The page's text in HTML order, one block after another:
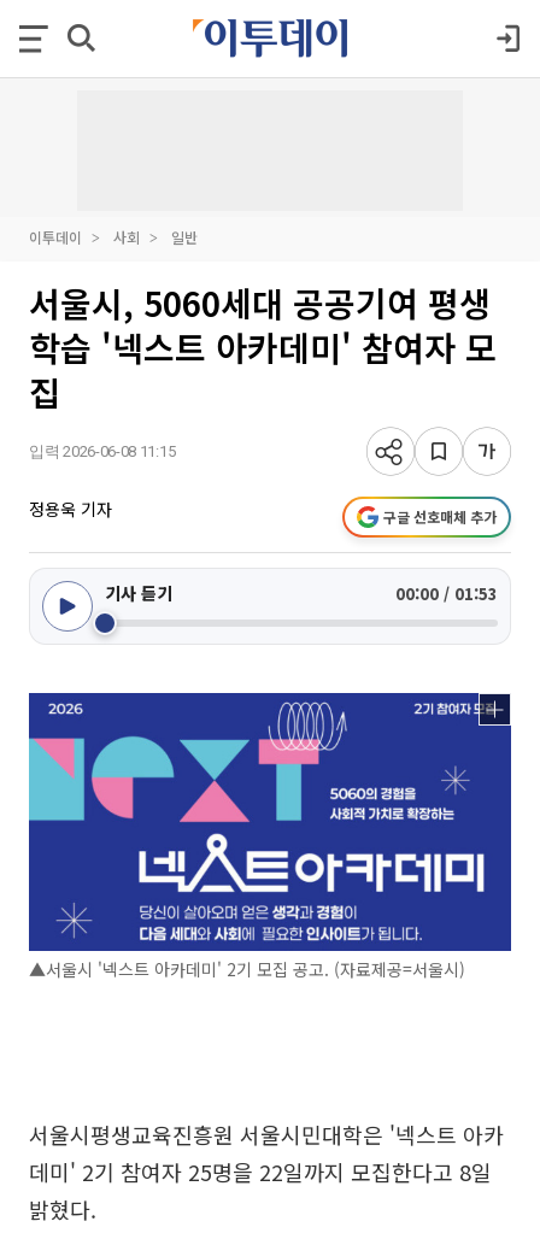
이투데이 사회 일반
서울시, 5060세대 공공기여 평생
학습 '넥스트 아카데미' 참여자 모
집
입력 2026-06-08 11:15
정용욱 기자 구글 선호매체 추가
기사 듣기 00:00 / 01:53
▲서울시 '넥스트 아카데미' 2기 모집 공고. (자료제공=서울시)
서울시평생교육진흥원 서울시민대학은 '넥스트 아카
데미' 2기 참여자 25명을 22일까지 모집한다고 8일
밝혔다.